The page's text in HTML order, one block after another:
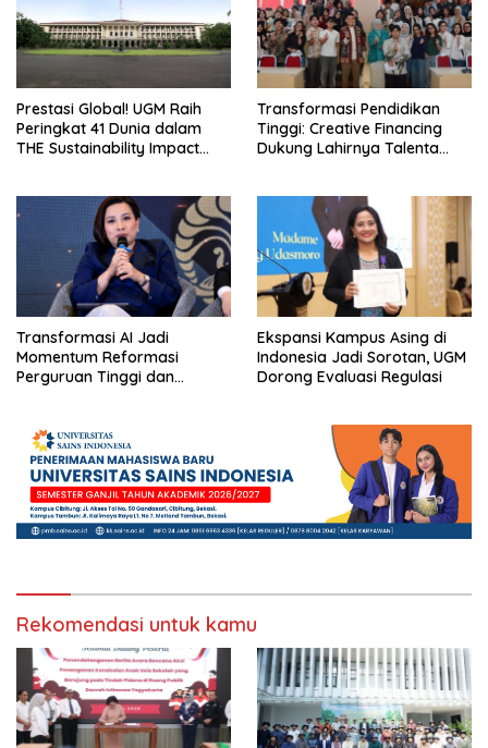
Prestasi Global! UGM Raih
Peringkat 41 Dunia dalam
THE Sustainability Impact
Transformasi Pendidikan
Tinggi: Creative Financing
Dukung Lahirnya Talenta
Transformasi AI Jadi
Momentum Reformasi
Perguruan Tinggi dan
Ekspansi Kampus Asing di
Indonesia Jadi Sorotan, UGM
Dorong Evaluasi Regulasi
Rekomendasi untuk kamu